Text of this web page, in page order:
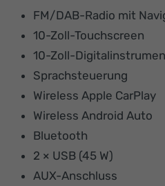
FM/DAB-Radio mit
10-Zoll-Touchscreen
10-Zoll-
Sprachsteuerung
Wireless Apple CarPlay
Wireless Android Auto
Bluetooth
2 × USB (45 W)
AUX-Anschluss